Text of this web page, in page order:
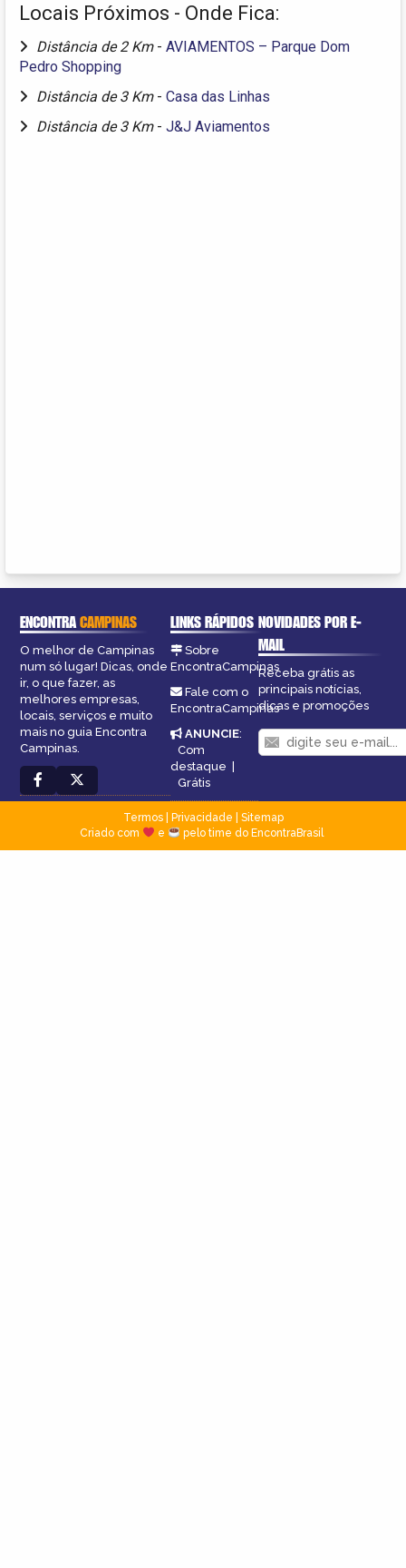
Locais Próximos - Onde Fica:
Distância de 2 Km - AVIAMENTOS – Parque Dom
Pedro Shopping
Distância de 3 Km - Casa das Linhas
Distância de 3 Km - J&J Aviamentos
ENCONTRACAMPINAS
O melhor de Campinas
num só lugar! Dicas, onde
ir, o que fazer, as
melhores empresas,
locais, serviços e muito
mais no guia Encontra
Campinas.
LINKS RÁPIDOS
Sobre
EncontraCampinas
Fale com o
EncontraCampinas
ANUNCIE:
Com
destaque |
Grátis
NOVIDADES POR E-
MAIL
Receba grátis as
principais notícias,
dicas e promoções
Termos| Privacidade
Sitemap
Criado com
e pelo time do EncontraBrasil